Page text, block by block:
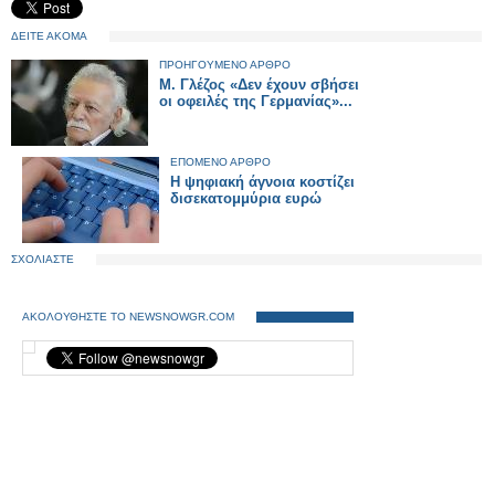
ΔΕΙΤΕ ΑΚΟΜΑ
ΠΡΟΗΓΟΥΜΕΝΟ ΑΡΘΡΟ
Μ. Γλέζος «Δεν έχουν σβήσει
οι οφειλές της Γερμανίας»...
ΕΠΟΜΕΝΟ ΑΡΘΡΟ
Η ψηφιακή άγνοια κοστίζει
δισεκατομμύρια ευρώ
ΣΧΟΛΙΑΣΤΕ
ΑΚΟΛΟΥΘΗΣΤΕ ΤΟ NEWSNOWGR.COM